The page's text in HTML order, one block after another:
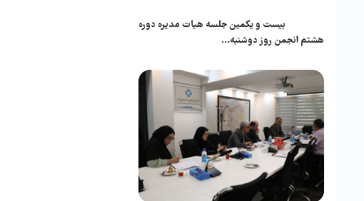
بیست و یکمین جلسه هیات مدیره دوره
هشتم انجمن روز دوشنبه...